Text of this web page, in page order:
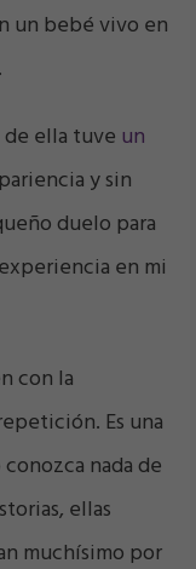
un bebé vivo en
de ella tuve un
y sin
duelo para
en mi
con la
Es una
nada de
ellas
muchísimo por